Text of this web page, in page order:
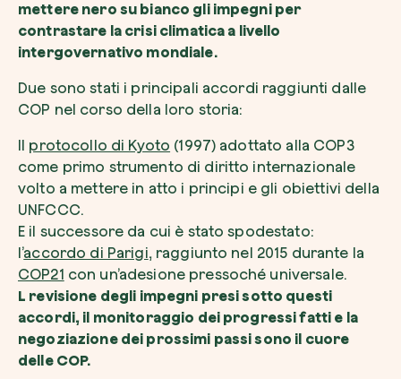
mettere nero su bianco gli impegni per
contrastare la crisi climatica a livello
intergovernativo mondiale.
Due sono stati i principali accordi raggiunti dalle
COP nel corso della loro storia:
Il protocollo di Kyoto (1997) adottato alla COP3
come primo strumento di diritto internazionale
volto a mettere in atto i principi e gli obiettivi della
UNFCCC.
E il successore da cui è stato spodestato:
l’accordo di Parigi, raggiunto nel 2015 durante la
COP21 con un’adesione pressoché universale.
L revisione degli impegni presi sotto questi
accordi, il monitoraggio dei progressi fatti e la
negoziazione dei prossimi passi sono il cuore
delle COP.